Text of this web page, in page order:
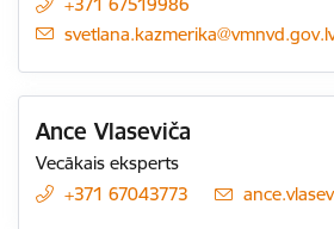
E-pasts:
Ance Vlaseviča
Vecākais eksperts
+371 67043773
E-pasts: